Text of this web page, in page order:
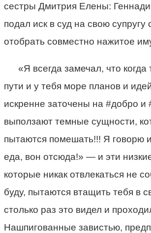
сестры Дмитрия Елены:
подал иск в суд на свою супругу
отобрать совместно нажитое
«Я всегда замечал, что
пути и у тебя море планов и
искренне заточены на #добро и
выползают темные сущности,
пытаются помешать!!! Я говорю
еда, вон отсюда!» — и эти
которые никак отвлекаться не
буду, пытаются втащить тебя в
столько раз это видел и
Нашпигованные завистью,